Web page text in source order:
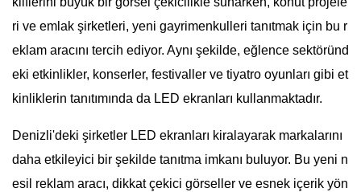
ri ve emlak şirketleri, yeni gayrimenkulleri tanıtmak için bu r
eklam aracını tercih ediyor. Aynı şekilde, eğlence sektöründ
eki etkinlikler, konserler, festivaller ve tiyatro oyunları gibi et
kinliklerin tanıtımında da LED ekranları kullanmaktadır.
Denizli'deki şirketler LED ekranları kiralayarak markalarını
daha etkileyici bir şekilde tanıtma imkanı buluyor. Bu yeni n
esil reklam aracı, dikkat çekici görseller ve esnek içerik yön